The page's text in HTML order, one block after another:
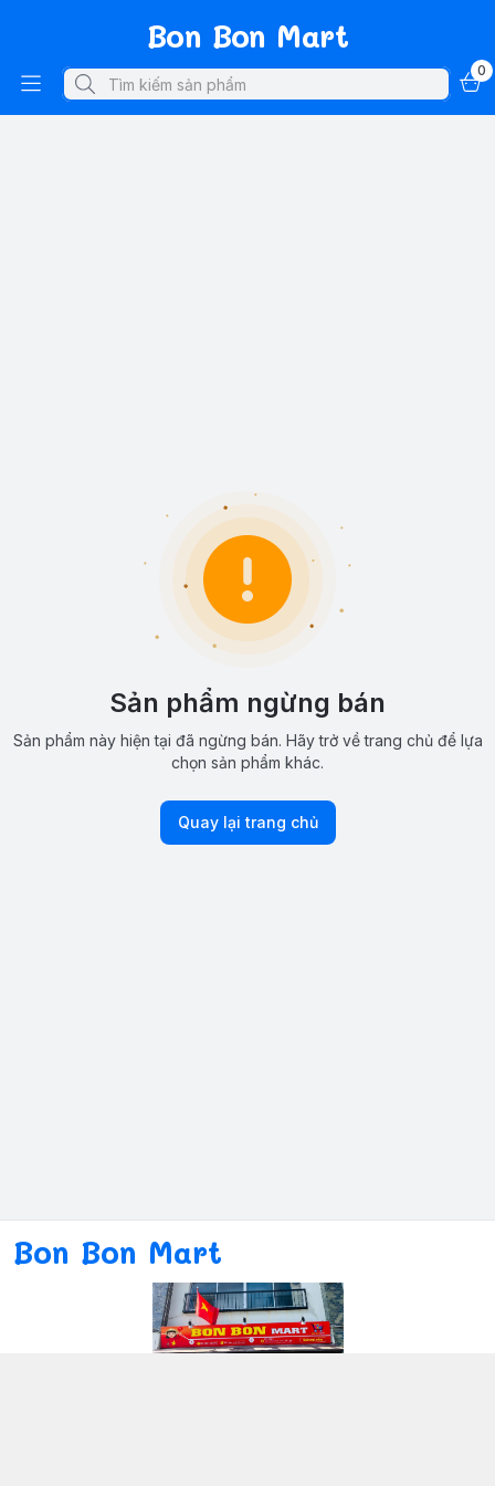
Bon Bon Mart
0
Sản phẩm ngừng bán
Sản phẩm này hiện tại đã ngừng bán. Hãy trở về trang chủ để lựa
chọn sản phẩm khác.
Quay lại trang chủ
Bon Bon Mart